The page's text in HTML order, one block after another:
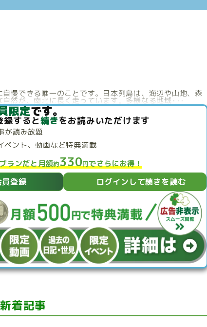
慢できる唯一のことです。日本列島は、海辺や山地、森
然が、南北に長く走っています。多様なる地域･･･
限定です。
録すると続きをお読みいただけます
が読み放題
ベント、動画など特典満載
ランだと月額約330円でさらにお得！
登録 ログインして続きを読む
着記事